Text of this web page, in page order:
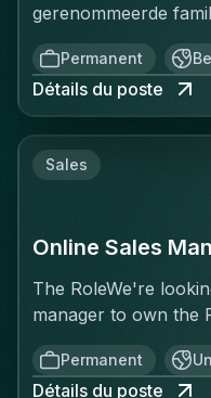
gerenommeerde
een sterke positie
zoekt een ervaren
onmiddellijk impact
verantwoordelijk
verschillende
samen met
gemeenten,
succesvol einde te
aanspreekpunt voor
en marktanalyses, en
diversificatie van de
Permanent
Détails du poste
Sales
Online Sales
The RoleWe're
manager to own the
activity end to end
operationally, but
generated. This isn't
Permanent
Détails du poste